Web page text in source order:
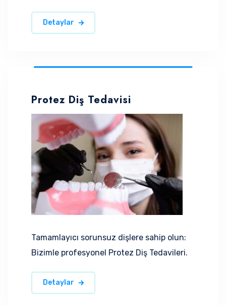
Detaylar
Protez Diş Tedavisi
Tamamlayıcı sorunsuz dişlere sahip olun:
Bizimle profesyonel Protez Diş Tedavileri.
Detaylar